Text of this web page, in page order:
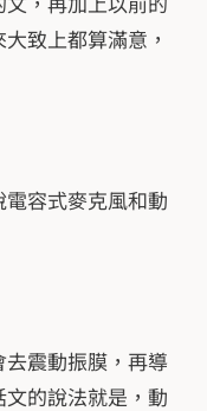
致上都算滿意，
容式麥克風和動
震動振膜，再導
的說法就是，動